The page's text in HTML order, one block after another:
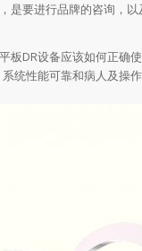
是要进行品牌的咨询，
DR设备应该如何正确
统性能可靠和病人及操